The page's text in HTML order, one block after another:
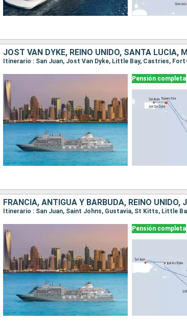
Itinerario : San Juan, Jost Van Dyke, Little Bay, Castries,
Pensión completa
Pensión completa